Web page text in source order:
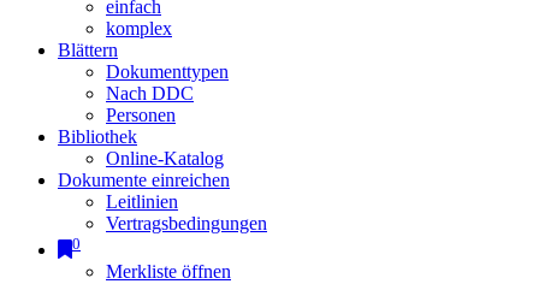
einfach
komplex
Blättern
Dokumenttypen
Nach DDC
Personen
Bibliothek
Online-Katalog
Dokumente einreichen
Leitlinien
Vertragsbedingungen
0
Merkliste öffnen